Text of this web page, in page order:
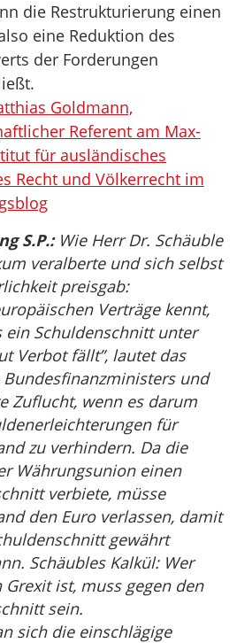
die Restrukturierung einen
eine Reduktion des
der Forderungen
Goldmann,
Referent am Max-
für ausländisches
Recht und Völkerrecht im
S.P.:Wie Herr Dr. Schäuble
veralberte und sich selbst
preisgab:
Verträge kennt,
ein Schuldenschnitt unter
Verbot fällt”, lautet das
Bundesfinanzministers und
Zuflucht, wenn es darum
für
zu verhindern. Da die
Währungsunion einen
verbiete, müsse
den Euro verlassen, damit
gewährt
Schäubles Kalkül: Wer
Grexit ist, muss gegen den
sein.
sich die einschlägige